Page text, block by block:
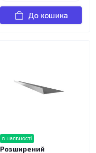
До кошика
в наявності
Розширений